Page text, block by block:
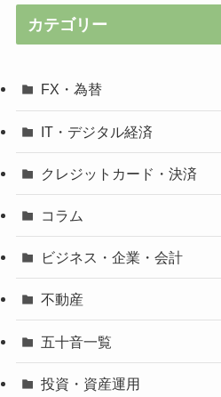
カテゴリー
FX・為替
IT・デジタル経済
クレジットカード・決済
コラム
ビジネス・企業・会計
不動産
五十音一覧
投資・資産運用